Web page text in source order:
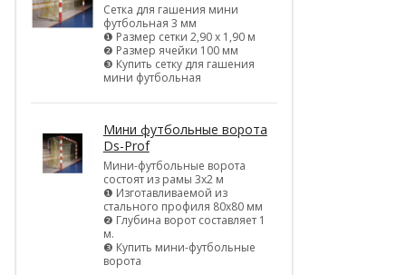
Сетка для гашения мини
футбольная 3 мм
❶ Размер сетки 2,90 х 1,90 м
❷ Размер ячейки 100 мм
❸ Купить сетку для гашения
мини футбольная
Мини футбольные ворота
Ds-Prof
Мини-футбольные ворота
состоят из рамы 3х2 м
❶ Изготавливаемой из
стального профиля 80х80 мм
❷ Глубина ворот составляет 1
м.
❸ Купить мини-футбольные
ворота